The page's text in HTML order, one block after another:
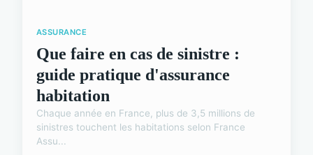
ASSURANCE
Que faire en cas de sinistre :
guide pratique d'assurance
habitation
Chaque année en France, plus de 3,5 millions de
sinistres touchent les habitations selon France
Assu...